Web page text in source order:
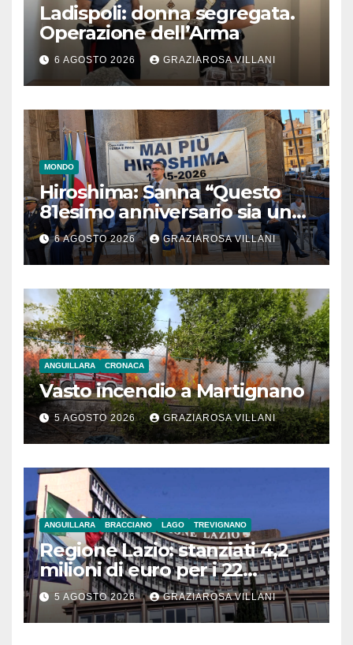
Ladispoli: donna segregata.
Operazione dell’Arma
6 AGOSTO 2026 GRAZIAROSA VILLANI
MONDO
Hiroshima: Sanna “Questo
81esimo anniversario sia un
monito per tutti”
6 AGOSTO 2026 GRAZIAROSA VILLANI
ANGUILLARA CRONACA
Vasto incendio a Martignano
5 AGOSTO 2026 GRAZIAROSA VILLANI
ANGUILLARA BRACCIANO LAGO TREVIGNANO
Regione Lazio: stanziati 4,2
milioni di euro per i 22
Comuni dell’Etruria
Meridionale
5 AGOSTO 2026 GRAZIAROSA VILLANI